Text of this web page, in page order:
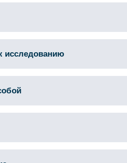
исследованию